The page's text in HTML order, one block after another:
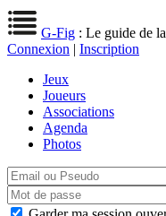
G-Fig : Le guide de
Connexion | Inscription
Jeux
Joueurs
Associations
Agenda
Photos